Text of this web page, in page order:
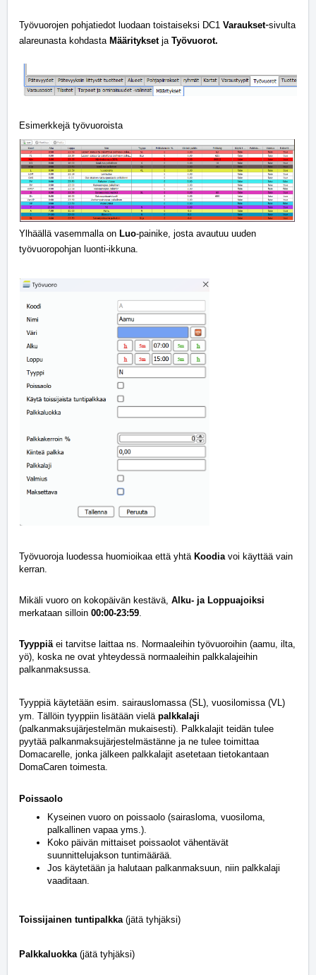
Työvuorojen pohjatiedot luodaan toistaiseksi DC1 Varaukset-sivulta
alareunasta kohdasta Määritykset ja Työvuorot.
Esimerkkejä työvuoroista
Ylhäällä vasemmalla on Luo-painike, josta avautuu uuden
työvuoropohjan luonti-ikkuna.
Työvuoroja luodessa huomioikaa että yhtä Koodia voi käyttää vain
kerran.
Mikäli vuoro on kokopäivän kestävä, Alku- ja Loppuajoiksi
merkataan silloin 00:00-23:59
Tyyppiä ei tarvitse laittaa ns. Normaaleihin työvuoroihin (aamu, ilta,
yö), koska ne ovat yhteydessä normaaleihin palkkalajeihin
palkanmaksussa.
Tyyppiä käytetään esim. sairauslomassa (SL), vuosilomissa (VL)
ym. Tällöin tyyppiin lisätään vielä palkkalaji
(palkanmaksujärjestelmän mukaisesti). Palkkalajit teidän tulee
pyytää palkanmaksujärjestelmästänne ja ne tulee toimittaa
Domacarelle, jonka jälkeen palkkalajit asetetaan tietokantaan
DomaCaren toimesta.
Poissaolo
Kyseinen vuoro on poissaolo (sairasloma, vuosiloma,
palkallinen vapaa yms.).
Koko päivän mittaiset poissaolot vähentävät
suunnittelujakson tuntimäärää.
Jos käytetään ja halutaan palkanmaksuun, niin palkkalaji
vaaditaan.
Toissijainen tuntipalkka (jätä tyhjäksi)
Palkkaluokka (jätä tyhjäksi)